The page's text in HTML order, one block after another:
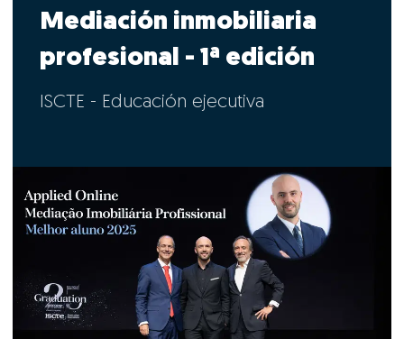
Mediación inmobiliaria
profesional - 1ª edición
ISCTE - Educación ejecutiva